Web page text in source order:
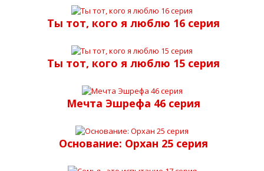
Ты тот, кого я люблю 16 серия
Ты тот, кого я люблю 15 серия
Мечта Эшрефа 46 серия
Основание: Орхан 25 серия